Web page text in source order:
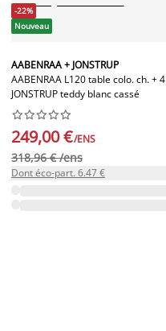
-22%
Nouveau
AABENRAA + JONSTRUP
AABENRAA L120 table colo. ch. + 4
JONSTRUP teddy blanc cassé






249,00 €/ENS
318,96 € /ens
Dont éco-part. 6.47 €